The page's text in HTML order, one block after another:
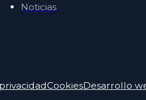
Noticias
CookiesDesarrollo